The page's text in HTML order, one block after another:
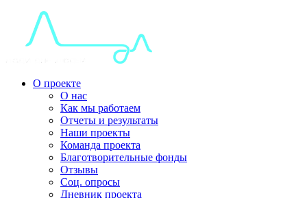
О проекте
О нас
Как мы работаем
Отчеты и результаты
Наши проекты
Команда проекта
Благотворительные фонды
Отзывы
Соц. опросы
Дневник проекта